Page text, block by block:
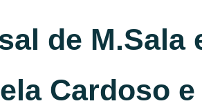
de M.Sala
Cardoso